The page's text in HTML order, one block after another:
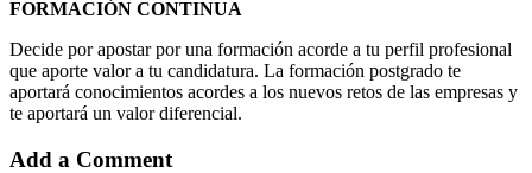
FORMACIÓN CONTINUA
Decide por apostar por una formación acorde a tu perfil profesional
que aporte valor a tu candidatura. La formación postgrado te
aportará conocimientos acordes a los nuevos retos de las empresas y
te aportará un valor diferencial.
Add a Comment